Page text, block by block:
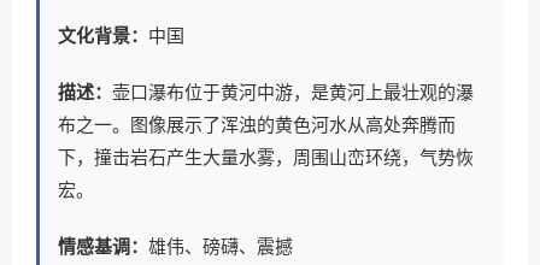
文化背景： 中国
描述： 壶口瀑布位于黄河中游，是黄河上最壮观的瀑
布之一。图像展示了浑浊的黄色河水从高处奔腾而
下，撞击岩石产生大量水雾，周围山峦环绕，气势恢
宏。
情感基调： 雄伟、磅礴、震撼